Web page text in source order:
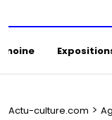
Actu-culture.com >